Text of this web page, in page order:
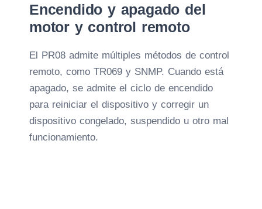
Encendido y apagado del
motor y control remoto
El PR08 admite múltiples métodos de control
remoto, como TR069 y SNMP. Cuando está
apagado, se admite el ciclo de encendido
para reiniciar el dispositivo y corregir un
dispositivo congelado, suspendido u otro mal
funcionamiento.